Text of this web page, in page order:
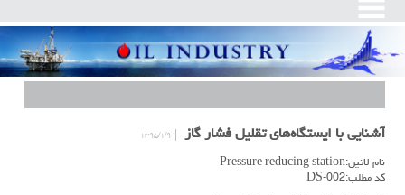
آشنایی با ایستگاه‌های تقلیل فشار گاز ۱۳۹۵/۱/۹
نام لاتین:Pressure reducing station
کد مطلب:DS-002